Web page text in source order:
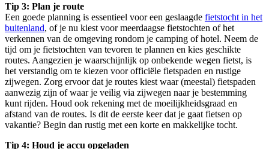
Tip 3: Plan je route
Een goede planning is essentieel voor een geslaagde fietstocht in het
buitenland, of je nu kiest voor meerdaagse fietstochten of het
verkennen van de omgeving rondom je camping of hotel. Neem de
tijd om je fietstochten van tevoren te plannen en kies geschikte
routes. Aangezien je waarschijnlijk op onbekende wegen fietst, is
het verstandig om te kiezen voor officiële fietspaden en rustige
zijwegen. Zorg ervoor dat je routes kiest waar (meestal) fietspaden
aanwezig zijn of waar je veilig via zijwegen naar je bestemming
kunt rijden. Houd ook rekening met de moeilijkheidsgraad en
afstand van de routes. Is dit de eerste keer dat je gaat fietsen op
vakantie? Begin dan rustig met een korte en makkelijke tocht.
Tip 4: Houd je accu opgeladen